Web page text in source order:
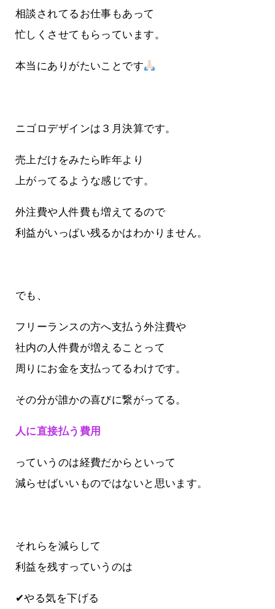
相談されてるお仕事もあって
忙しくさせてもらっています。
本当にありがたいことです
ニゴロデザインは３月決算です。
売上だけをみたら昨年より
上がってるような感じです。
外注費や人件費も増えてるので
利益がいっぱい残るかはわかりません。
でも、
フリーランスの方へ支払う外注費や
社内の人件費が増えることって
周りにお金を支払ってるわけです。
その分が誰かの喜びに繋がってる。
人に直接払う費用
っていうのは経費だからといって
減らせばいいものではないと思います。
それらを減らして
利益を残すっていうのは
✔やる気を下げる